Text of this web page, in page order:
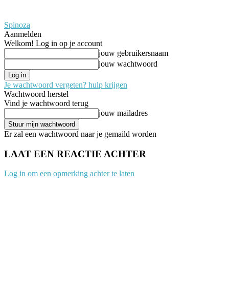
Spinoza
Aanmelden
Welkom! Log in op je account
jouw gebruikersnaam
jouw wachtwoord
Je wachtwoord vergeten? hulp krijgen
Wachtwoord herstel
Vind je wachtwoord terug
jouw mailadres
Er zal een wachtwoord naar je gemaild worden
LAAT EEN REACTIE ACHTER
Log in om een opmerking achter te laten